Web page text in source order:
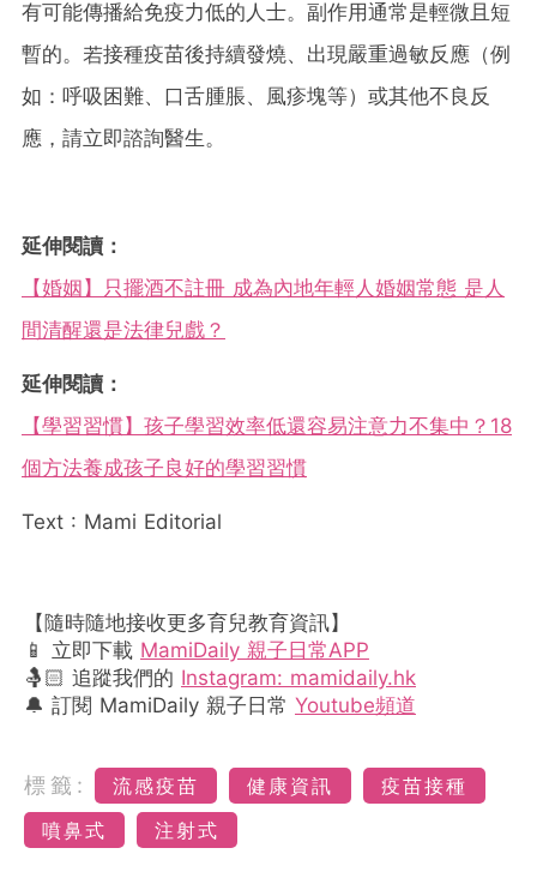
有可能傳播給免疫力低的人士。副作用通常是輕微且短
暫的。若接種疫苗後持續發燒、出現嚴重過敏反應（例
如：呼吸困難、口舌腫脹、風疹塊等）或其他不良反
應，請立即諮詢醫生。
延伸閱讀：
【婚姻】只擺酒不註冊 成為內地年輕人婚姻常態 是人
間清醒還是法律兒戲？
延伸閱讀：
【學習習慣】孩子學習效率低還容易注意力不集中？18
個方法養成孩子良好的學習習慣
Text : Mami Editorial
【隨時隨地接收更多育兒教育資訊】
📱 立即下載 MamiDaily 親子日常APP
🤱🏻 追蹤我們的 Instagram: mamidaily.hk
🔔 訂閱 MamiDaily 親子日常 Youtube頻道
標籤: 流感疫苗 健康資訊
疫苗接種
噴鼻式
注射式